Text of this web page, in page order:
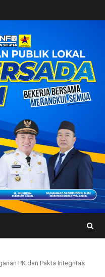
PK dan Pakta Integritas